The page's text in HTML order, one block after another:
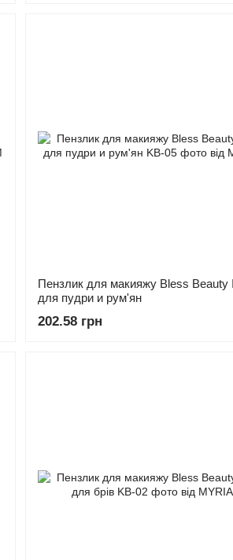
Пензлик для макияжу Bless
для пудри и рум'ян
202.58 грн